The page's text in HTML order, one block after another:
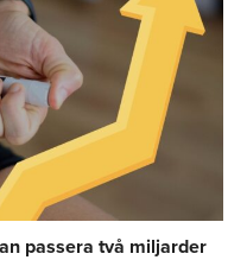
passera två miljarder